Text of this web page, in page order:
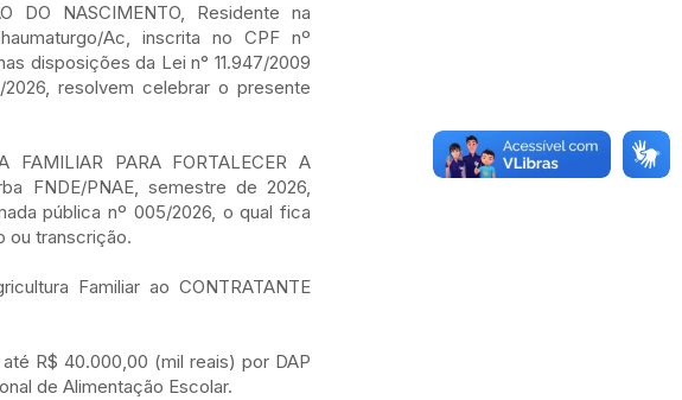
DO NASCIMENTO, Residente na
Ac, inscrita no CPF nº
disposições da Lei n° 11.947/2009
resolvem celebrar o presente
FAMILIAR PARA FORTALECER A
FNDE/PNAE, semestre de 2026,
pública nº 005/2026, o qual fica
ou transcrição.
Familiar ao CONTRATANTE
R$ 40.000,00 (mil reais) por DAP
de Alimentação Escolar.